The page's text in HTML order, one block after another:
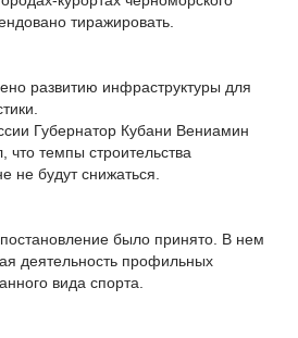
тиражировать.
развитию инфраструктуры для
Губернатор Кубани Вениамин
что темпы строительства
не будут снижаться.
было принято. В нем
деятельность профильных
вида спорта.